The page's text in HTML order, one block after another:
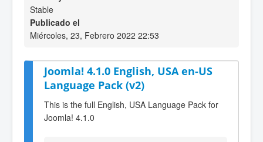
Stable
Publicado el
Miércoles, 23, Febrero 2022 22:53
Joomla! 4.1.0 English, USA en-US
Language Pack (v2)
This is the full English, USA Language Pack for
Joomla! 4.1.0